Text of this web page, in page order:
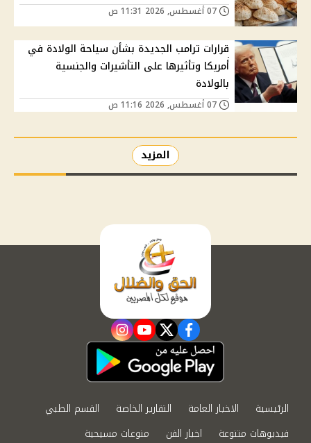
قرارات ترامب الجديدة بشأن سياحة الولادة في
أمريكا وتأثيرها على التأشيرات والجنسية
بالولادة
المزيد
facebook
twitter
youtube
instagram
الرئيسية الاخبار العامة التقارير الخاصة
القسم الطبي
فيديوهات متنوعة
اخبار الفن منوعات مسيحية